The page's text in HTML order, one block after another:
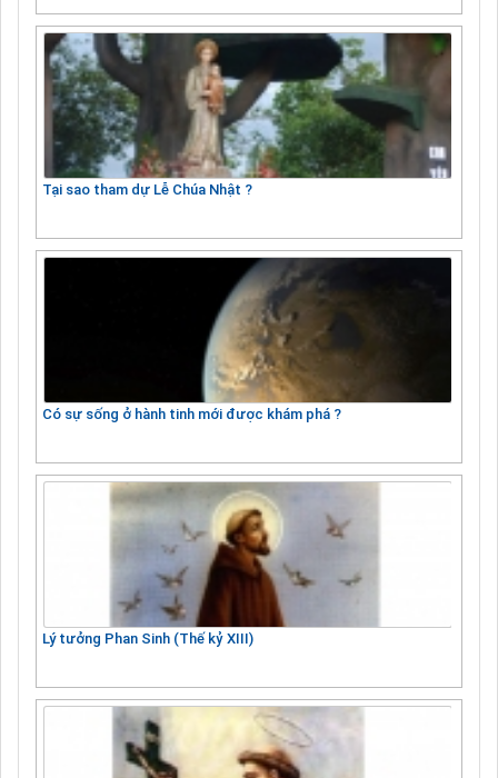
Tại sao tham dự Lễ Chúa Nhật ?
Có sự sống ở hành tinh mới được khám phá ?
Lý tưởng Phan Sinh (Thế kỷ XIII)